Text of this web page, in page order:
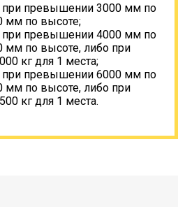
при превышении 3000 мм по
мм по высоте;
при превышении 4000 мм по
мм по высоте, либо при
кг для 1 места;
при превышении 6000 мм по
мм по высоте, либо при
кг для 1 места.